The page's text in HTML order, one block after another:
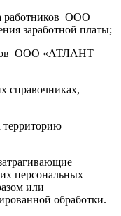
работников ООО
заработной платы;
ООО «АТЛАНТ
справочниках,
персональных
или
обработки.